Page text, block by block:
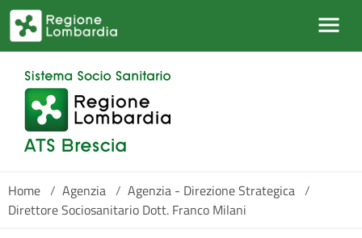
Salta al contenuto principale
Home / Agenzia / Agenzia - Direzione Strategica /
Direttore Sociosanitario Dott. Franco Milani